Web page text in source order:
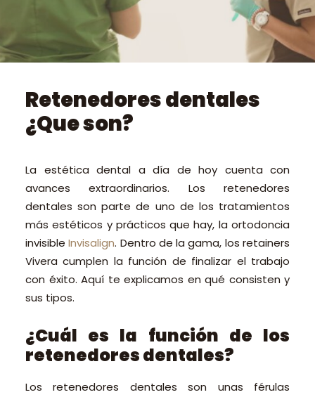
PEDIR CITA ONLINE
Retenedores dentales
¿Que son?
La estética dental a día de hoy cuenta con
avances extraordinarios. Los retenedores
dentales son parte de uno de los tratamientos
más estéticos y prácticos que hay, la ortodoncia
invisibleInvisalign. Dentro de la gama, los retainers
Vivera cumplen la función de finalizar el trabajo
con éxito. Aquí te explicamos en qué consisten y
sus tipos.
¿Cuál es la función de los
retenedores dentales?
Los retenedores dentales son unas férulas